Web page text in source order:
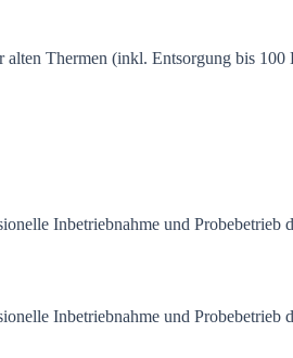
Thermen (inkl. Entsorgung bis
Inbetriebnahme und
Inbetriebnahme und